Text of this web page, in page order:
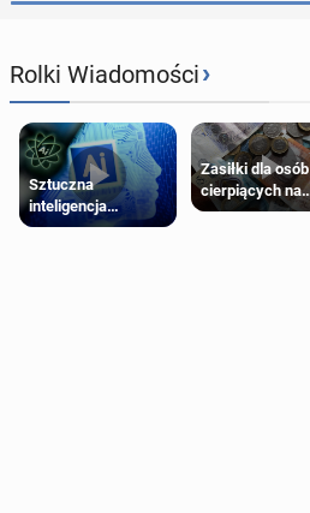
Rolki Wiadomości›
Sztuczna
inteligencja
próbowała oszukać
Zasiłki dla osób
cierpiących na
schorzenia